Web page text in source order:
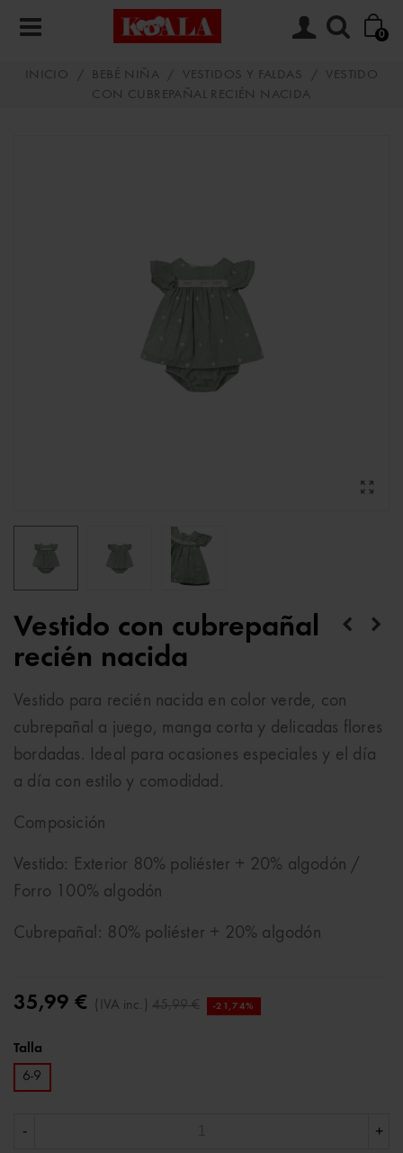
0
INICIO / BEBÉ NIÑA / VESTIDOS Y FALDAS /
VESTIDO
CON CUBREPAÑAL RECIÉN NACIDA
Vestido con cubrepañal
recién nacida
Vestido para recién nacida en color verde, con
cubrepañal a juego, manga corta y delicadas flores
bordadas. Ideal para ocasiones especiales y el día
a día con estilo y comodidad.
Composición
Vestido: Exterior 80% poliéster + 20% algodón /
Forro 100% algodón
Cubrepañal: 80% poliéster + 20% algodón
35,99 € (IVA inc.) 45,99 € -21,74%
Talla
6-9
- +